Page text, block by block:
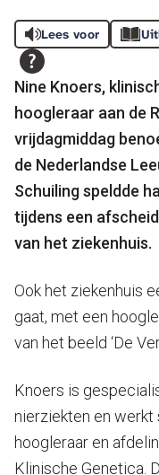
Lees voor
Nine Knoers,
hoogleraar aan de
vrijdagmiddag
de Nederlandse
Schuiling speldde
tijdens een
van het ziekenhuis.
Ook het ziekenhuis
gaat, met een
van het beeld ‘De
Knoers is
nierziekten en werkt
hoogleraar en
Klinische Genetica.